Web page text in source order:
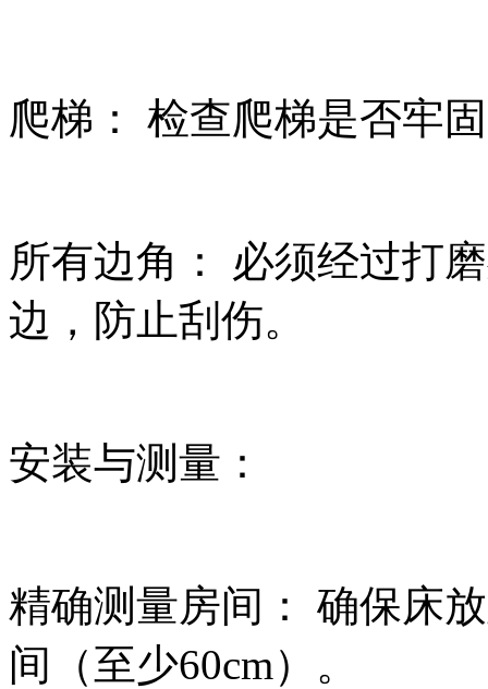
爬梯： 检查爬梯是否牢
所有边角： 必须经过打
边，防止刮伤。
安装与测量：
精确测量房间： 确保床
间（至少60cm）。